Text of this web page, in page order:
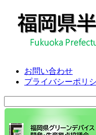
お問い合わせ
プライバシーポリ